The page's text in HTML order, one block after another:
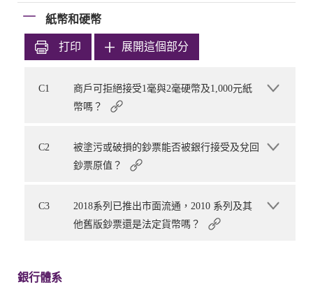
紙幣和硬幣
打印 展開這個部分
C1
商戶可拒絕接受1毫與2毫硬幣及1,000元紙
幣嗎？
C2
被塗污或破損的鈔票能否被銀行接受及兌回
鈔票原值？
C3
2018系列已推出市面流通，2010 系列及其
他舊版鈔票還是法定貨幣嗎？
銀行體系